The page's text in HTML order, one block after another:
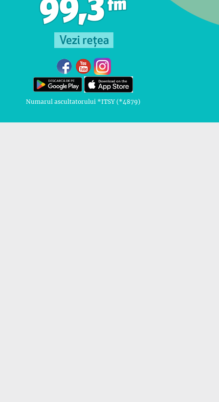
Numarul ascultatorului *ITSY (*4879)